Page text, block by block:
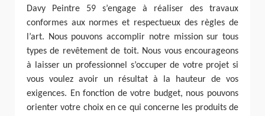
Davy Peintre 59 s’engage à réaliser des travaux
conformes aux normes et respectueux des règles de
l’art. Nous pouvons accomplir notre mission sur tous
types de revêtement de toit. Nous vous encourageons
à laisser un professionnel s’occuper de votre projet si
vous voulez avoir un résultat à la hauteur de vos
exigences. En fonction de votre budget, nous pouvons
orienter votre choix en ce qui concerne les produits de